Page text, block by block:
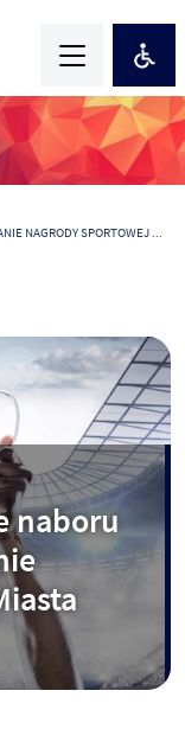
NAGRODY SPORTOWEJ ...
naboru